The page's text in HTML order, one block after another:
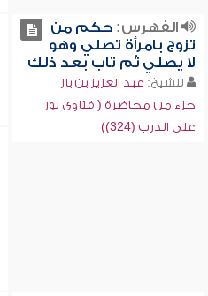
الفهرس:حكم من
تزوج بامرأة تصلي وهو
لا يصلي ثم تاب بعد ذلك
للشيخ: عبد العزيز بن باز
جزء من محاضرة ( فتاوى نور
على الدرب (324))